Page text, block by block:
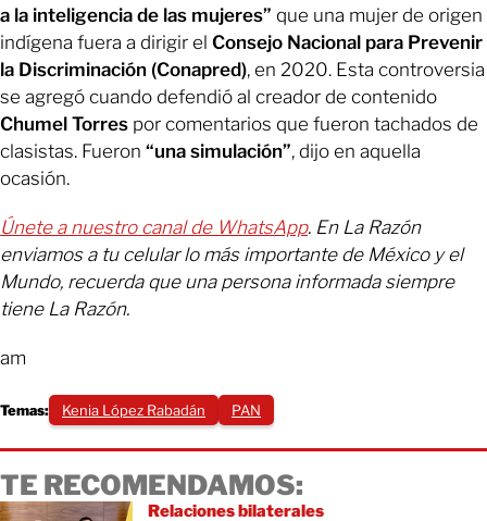
a la inteligencia de las mujeres” que una mujer de origen
indígena fuera a dirigir el Consejo Nacional para Prevenir
la Discriminación (Conapred), en 2020. Esta controversia
se agregó cuando defendió al creador de contenido
Chumel Torres por comentarios que fueron tachados de
clasistas. Fueron “una simulación”, dijo en aquella
ocasión.
Únete a nuestro canal de WhatsApp. En La Razón
enviamos a tu celular lo más importante de México y el
Mundo, recuerda que una persona informada siempre
tiene La Razón.
am
Temas: Kenia López Rabadán PAN
TE RECOMENDAMOS:
Relaciones bilaterales